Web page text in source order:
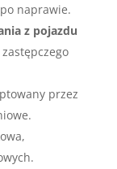
naprawie.
z pojazdu
przez